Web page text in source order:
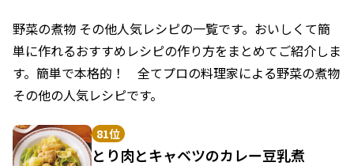
野菜の煮物 その他人気レシピの一覧です。おいしくて簡
単に作れるおすすめレシピの作り方をまとめてご紹介しま
す。簡単で本格的！ 全てプロの料理家による野菜の煮物
その他の人気レシピです。
81位
とり肉とキャベツのカレー豆乳煮